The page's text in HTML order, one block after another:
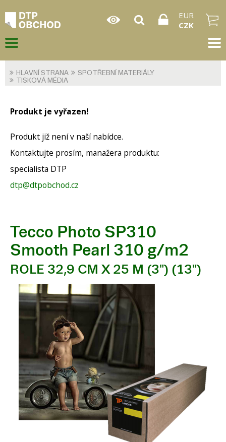
EUR
CZK
HLAVNÍ STRANA
SPOTŘEBNÍ MATERIÁLY
TISKOVÁ MÉDIA
Produkt je vyřazen!
Produkt již není v naší nabídce.
Kontaktujte prosím, manažera produktu:
specialista DTP
dtp@dtpobchod.cz
Tecco Photo SP310
Smooth Pearl 310 g/m2
ROLE 32,9 CM X 25 M (3") (13")